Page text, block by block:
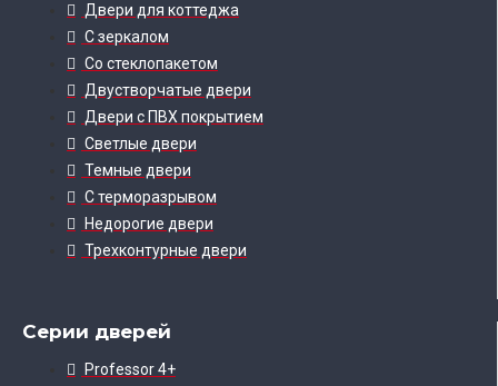
Двери для коттеджа
С зеркалом
Со стеклопакетом
Двустворчатые двери
Двери с ПВХ покрытием
Светлые двери
Темные двери
С терморазрывом
Недорогие двери
Трехконтурные двери
Серии дверей
Professor 4+